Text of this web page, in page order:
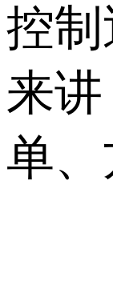
控
来
单、